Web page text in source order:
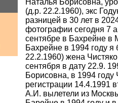
Наталья Борисовна,
(д.р. 22.2.1960), экс
разницей в 30 лет в
фотографии сегодня 7
сентябре в Бахрейне
Бахрейне в 1994 году
22.2.1960) жена
сентября в дату 22.9.
Борисовна, в 1994
регистрации 14.4.1991
А.И. вылетели из